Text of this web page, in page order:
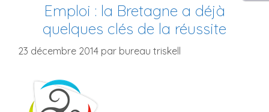
Emploi : la Bretagne a déjà
quelques clés de la réussite
23 décembre 2014 par bureau triskell